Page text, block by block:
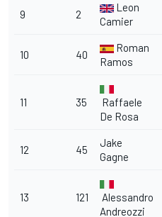
9 2
Leon
Camier
10 40
Roman
Ramos
11 35
Raffaele
De Rosa
12 45
Jake
Gagne
13 121
Alessandro
Andreozzi